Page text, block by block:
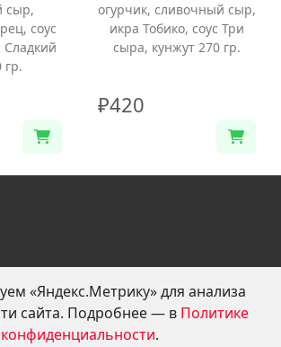
сыр,
соус
Сладкий
гр.
огурчик, сливочный сыр,
икра Тобико, соус Три
сыра, кунжут 270 гр.
₽420
персональных данных
(оферта)
«Яндекс.Метрику» для анализа
сайта. Подробнее — в Политике
конфиденциальности.